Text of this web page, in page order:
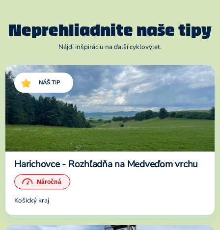
Neprehliadnite naše tipy
Nájdi inšpiráciu na ďalší cyklovýlet.
NÁŠ TIP
Harichovce - Rozhľadňa na Medveďom vrchu
Košický kraj